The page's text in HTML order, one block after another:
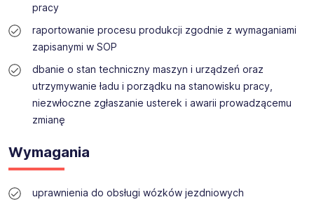
wsparcie i rozwój potencjału każdego kandydata.
pracy
raportowanie procesu produkcji zgodnie z wymaganiami
zapisanymi w SOP
dbanie o stan techniczny maszyn i urządzeń oraz
utrzymywanie ładu i porządku na stanowisku pracy,
niezwłoczne zgłaszanie usterek i awarii prowadzącemu
zmianę
Wymagania
uprawnienia do obsługi wózków jezdniowych